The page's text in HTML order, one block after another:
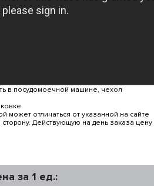
в посудомоечной машине, чехол
может отличаться от указанной на сайте
Действующую на день заказа цену
за 1 ед.: